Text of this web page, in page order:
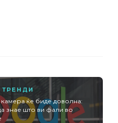
ТРЕНДИ
ќе биде доволна:
знае што ви фали во